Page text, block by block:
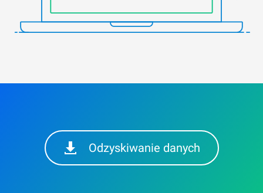
Odzyskiwanie danych